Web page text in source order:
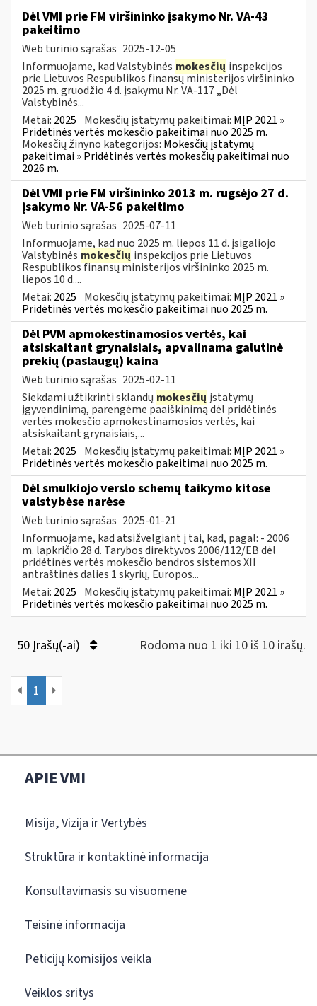
Dėl VMI prie FM viršininko įsakymo Nr. VA-43
pakeitimo
Web turinio sąrašas 2025-12-05
Informuojame, kad Valstybinės mokesčių inspekcijos
prie Lietuvos Respublikos finansų ministerijos viršininko
2025 m. gruodžio 4 d. įsakymu Nr. VA-117 „Dėl
Valstybinės...
Metai: 2025 Mokesčių įstatymų pakeitimai: MĮP 2021 »
Pridėtinės vertės mokesčio pakeitimai nuo 2025 m.
Mokesčių žinyno kategorijos: Mokesčių įstatymų
pakeitimai » Pridėtinės vertės mokesčių pakeitimai nuo
2026 m.
Dėl VMI prie FM viršininko 2013 m. rugsėjo 27 d.
įsakymo Nr. VA-56 pakeitimo
Web turinio sąrašas 2025-07-11
Informuojame, kad nuo 2025 m. liepos 11 d. įsigaliojo
Valstybinės mokesčių inspekcijos prie Lietuvos
Respublikos finansų ministerijos viršininko 2025 m.
liepos 10 d....
Metai: 2025 Mokesčių įstatymų pakeitimai: MĮP 2021 »
Pridėtinės vertės mokesčio pakeitimai nuo 2025 m.
Dėl PVM apmokestinamosios vertės, kai
atsiskaitant grynaisiais, apvalinama galutinė
prekių (paslaugų) kaina
Web turinio sąrašas 2025-02-11
Siekdami užtikrinti sklandų mokesčių įstatymų
įgyvendinimą, parengėme paaiškinimą dėl pridėtinės
vertės mokesčio apmokestinamosios vertės, kai
atsiskaitant grynaisiais,...
Metai: 2025 Mokesčių įstatymų pakeitimai: MĮP 2021 »
Pridėtinės vertės mokesčio pakeitimai nuo 2025 m.
Dėl smulkiojo verslo schemų taikymo kitose
valstybėse narėse
Web turinio sąrašas 2025-01-21
Informuojame, kad atsižvelgiant į tai, kad, pagal: - 2006
m. lapkričio 28 d. Tarybos direktyvos 2006/112/EB dėl
pridėtinės vertės mokesčio bendros sistemos XII
antraštinės dalies 1 skyrių, Europos...
Metai: 2025 Mokesčių įstatymų pakeitimai: MĮP 2021 »
Pridėtinės vertės mokesčio pakeitimai nuo 2025 m.
50 Įrašų(-ai) Rodoma nuo 1 iki 10 iš 10 irašų.
1
APIE VMI
Misija, Vizija ir Vertybės
Struktūra ir kontaktinė informacija
Konsultavimasis su visuomene
Teisinė informacija
Peticijų komisijos veikla
Veiklos sritys